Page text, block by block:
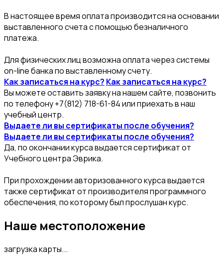
В настоящее время оплата производится на основании
выставленного счета с помощью безналичного
платежа.
Для физических лиц возможна оплата через системы
on-line банка по выставленному счету.
Как записаться на курс? Как записаться на курс?
Вы можете оставить заявку на нашем сайте, позвонить
по телефону +7(812) 718-61-84 или приехать в наш
учебный центр.
Выдаете ли вы сертификаты после обучения?
Выдаете ли вы сертификаты после обучения?
Да, по окончании курса выдается сертификат от
Учебного центра Эврика.
При прохождении авторизованного курса выдается
также сертификат от производителя программного
обеспечения, по которому был прослушан курс.
Наше местоположение
загрузка карты...